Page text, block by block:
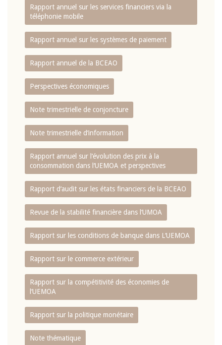
Rapport annuel sur les services financiers via la
téléphonie mobile
Rapport annuel sur les systèmes de paiement
Rapport annuel de la BCEAO
Perspectives économiques
Note trimestrielle de conjoncture
Note trimestrielle d‘information
Rapport annuel sur l‘évolution des prix à la
consommation dans l‘UEMOA et perspectives
Rapport d‘audit sur les états financiers de la BCEAO
Revue de la stabilité financière dans l‘UMOA
Rapport sur les conditions de banque dans L‘UEMOA
Rapport sur le commerce extérieur
Rapport sur la compétitivité des économies de
l‘UEMOA
Rapport sur la politique monétaire
Note thématique